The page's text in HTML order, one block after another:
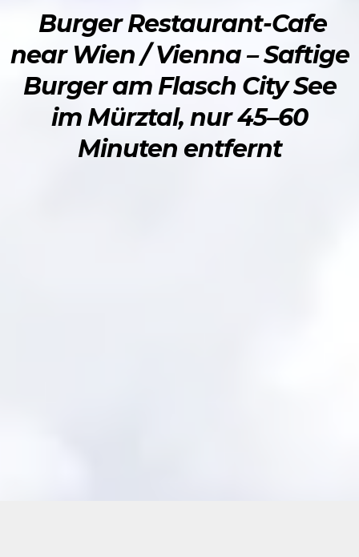
Burger Restaurant-Cafe
near Wien / Vienna – Saftige
Burger am Flasch City See
im Mürztal, nur 45–60
Minuten entfernt